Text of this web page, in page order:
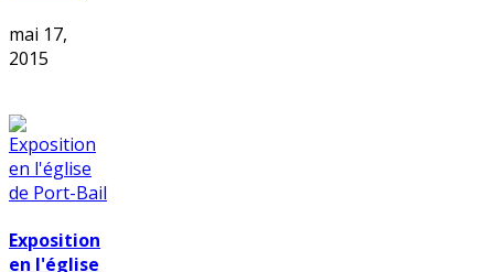
mai 17,
2015
Exposition
en l'église